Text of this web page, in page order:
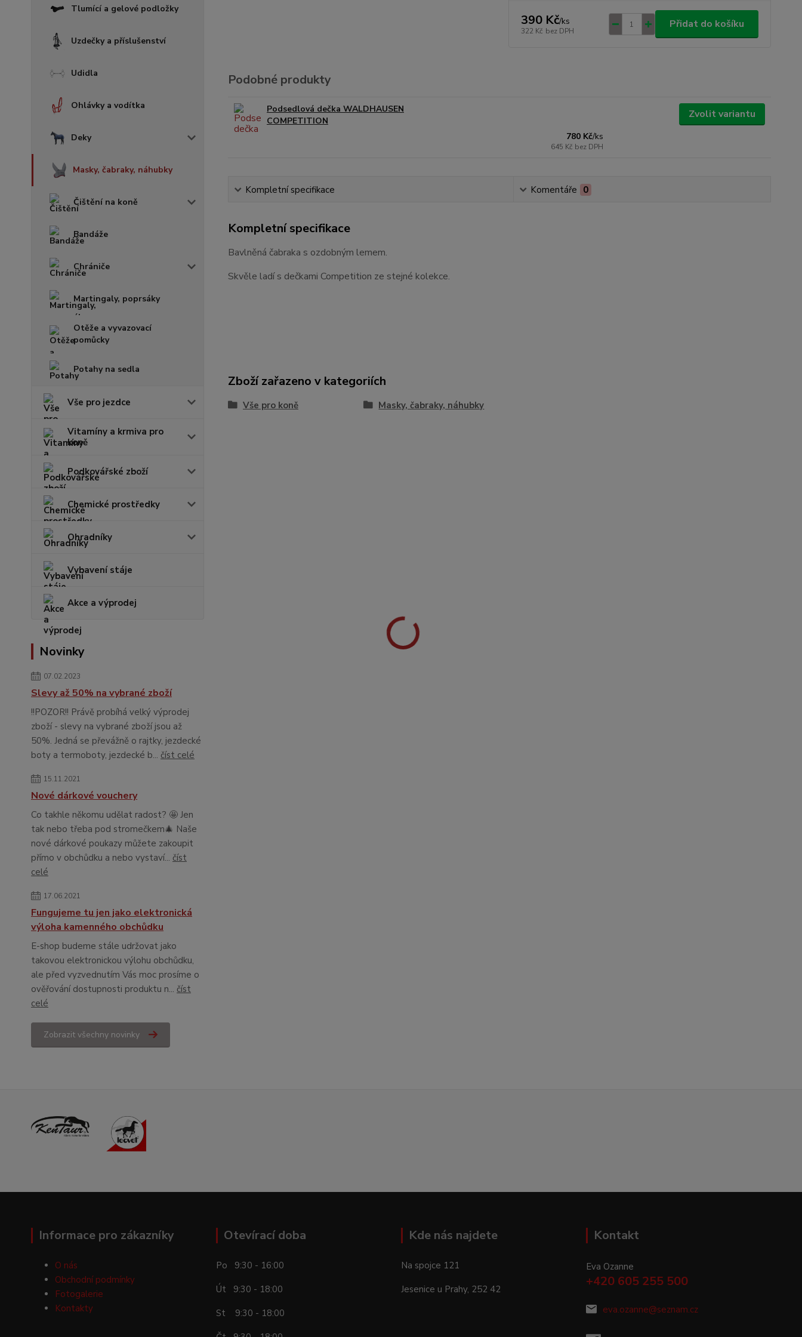
Tlumící a gelové podložky
Uzdečky a příslušenství
Udidla
Ohlávky a vodítka
Deky
Masky, čabraky, náhubky
Čištění na koně
Bandáže
Chrániče
Martingaly, poprsáky
Otěže a vyvazovací
pomůcky
Potahy na sedla
Vše pro jezdce
Vitamíny a krmiva pro
koně
Podkovářské zboží
Chemické prostředky
Ohradníky
Vybavení stáje
Akce a výprodej
Novinky
07.02.2023
Slevy až 50% na vybrané zboží
!!POZOR!! Právě probíhá velký výprodej
zboží - slevy na vybrané zboží jsou až
50%. Jedná se převážně o rajtky, jezdecké
boty a termoboty, jezdecké b... číst celé
15.11.2021
Nové dárkové vouchery
Co takhle někomu udělat radost? 🤩 Jen
tak nebo třeba pod stromečkem🎄 Naše
nové dárkové poukazy můžete zakoupit
přímo v obchůdku a nebo vystaví... číst
celé
17.06.2021
Fungujeme tu jen jako elektronická
výloha kamenného obchůdku
E-shop budeme stále udržovat jako
takovou elektronickou výlohu obchůdku,
ale před vyzvednutím Vás moc prosíme o
ověřování dostupnosti produktu n... číst
celé
Zobrazit všechny novinky
390 Kč/ks
322 Kč bez DPH
Přidat do košíku
Podobné produkty
Podsedlová dečka WALDHAUSEN
COMPETITION
780 Kč/ks
645 Kč bez DPH
Zvolit variantu
Kompletní specifikace Komentáře 0
Kompletní specifikace
Bavlněná čabraka s ozdobným lemem.
Skvěle ladí s dečkami Competition ze stejné kolekce.
Zboží zařazeno v kategoriích
Vše pro koně Masky, čabraky, náhubky
Informace pro zákazníky
O nás
Obchodní podmínky
Fotogalerie
Kontakty
Otevírací doba
Po 9:30 - 16:00
Út 9:30 - 18:00
St 9:30 - 18:00
Kde nás najdete
Na spojce 121
Jesenice u Prahy, 252 42
Kontakt
Eva Ozanne
+420 605 255 500
eva.ozanne@seznam.cz